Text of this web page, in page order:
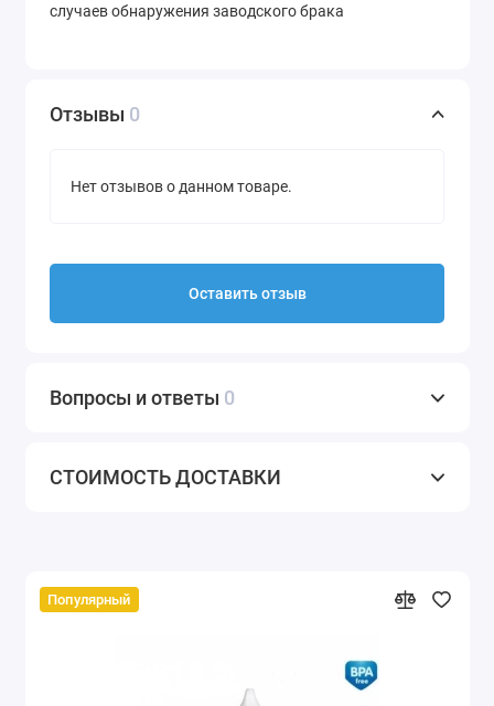
случаев обнаружения заводского брака
Отзывы 0
Нет отзывов о данном товаре.
Оставить отзыв
Вопросы и ответы 0
СТОИМОСТЬ ДОСТАВКИ
Популярный